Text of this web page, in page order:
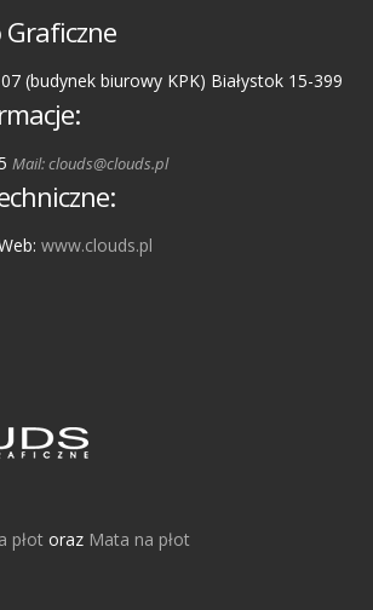
(budynek biurowy KPK) Białystok 15-399
Mail: clouds@clouds.pl
www.clouds.pl
płot oraz Mata na płot